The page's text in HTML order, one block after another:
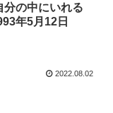
の中にいれる
年5月12日
2022.08.02